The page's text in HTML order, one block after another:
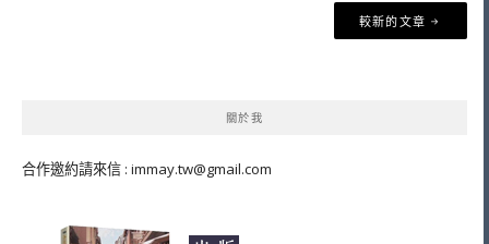
較新的文章
關於我
合作邀約請來信 : immay.tw@gmail.com